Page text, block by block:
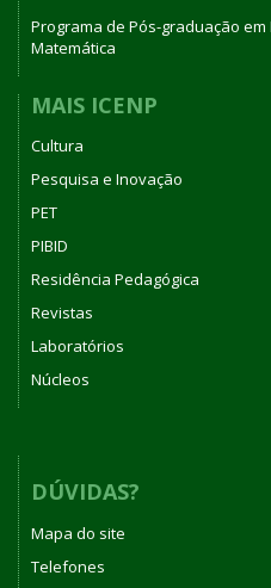
Programa de Pós-graduação em
Matemática
MAIS ICENP
Cultura
Pesquisa e Inovação
PET
PIBID
Residência Pedagógica
Revistas
Laboratórios
Núcleos
DÚVIDAS?
Mapa do site
Telefones